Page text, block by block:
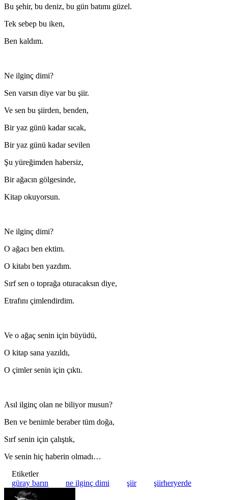
Bu şehir, bu deniz, bu gün batımı güzel.
Tek sebep bu iken,
Ben kaldım.
Ne ilginç dimi?
Sen varsın diye var bu şiir.
Ve sen bu şiirden, benden,
Bir yaz günü kadar sıcak,
Bir yaz günü kadar sevilen
Şu yüreğimden habersiz,
Bir ağacın gölgesinde,
Kitap okuyorsun.
Ne ilginç dimi?
O ağacı ben ektim.
O kitabı ben yazdım.
Sırf sen o toprağa oturacaksın diye,
Etrafını çimlendirdim.
Ve o ağaç senin için büyüdü,
O kitap sana yazıldı,
O çimler senin için çıktı.
Asıl ilginç olan ne biliyor musun?
Ben ve benimle beraber tüm doğa,
Sırf senin için çalıştık,
Ve senin hiç haberin olmadı…
Etiketler
güray barın
ne ilginç dimi şiir şiirheryerde